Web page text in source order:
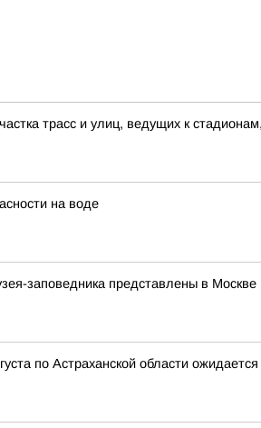
трасс и улиц, ведущих к
на воде
заповедника представлены в Москве
по Астраханской области